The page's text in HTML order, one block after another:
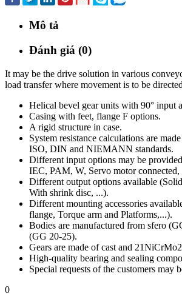
Mô tả
Đánh giá (0)
It may be the drive solution in various
load transfer where movement is to be
Helical bevel gear units with 90° input
Casing with feet, flange F options.
A rigid structure in case.
System resistance calculations are
ISO, DIN and NIEMANN standards.
Different input options may be
IEC, PAM, W, Servo motor connected,
Different output options available
With shrink disc, ...).
Different mounting accessories
flange, Torque arm and Platforms,...).
Bodies are manufactured from sfero
(GG 20-25).
Gears are made of cast and
High-quality bearing and sealing
Special requests of the customers may
0